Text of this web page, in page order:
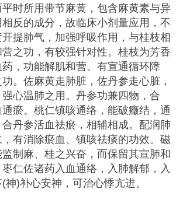
时所用带节麻黄，包含麻黄素与异
反的成分，故临床小剂量应用，不
开提肺气，加强呼吸作用，与桂枝相
之功，有较强针对性。桂枝为芳香
，功能解肌和营。有宣通循环障
。佐麻黄走肺脏，佐丹参走心脏，
心温肺之用。丹参功兼四物，合
瘀。桃仁镇咳通络，能破癥结，通
丹参活血祛瘀，相辅相成。配润肺
有消除瘀血、镇咳祛痰的功效。磁
制麻、桂之兴奋，而保留其宣肺和
仁佐诸药入血通络，入肺解郁，入
神)补心安神，可治心悸亢进。